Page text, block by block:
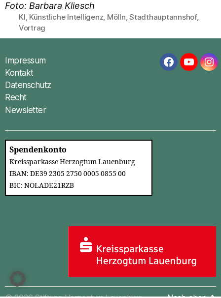
Foto: Barbara Kliesch
Schlagwörter
KI, Künstliche Intelligenz, Mölln,Stadthauptannshof,
Vortrag
Impressum
Kontakt
Datenschutz
Recht
Newsletter
Facebook
Spendenkonto
Kreissparkasse Herzogtum Lauenburg
IBAN: DE39 2305 2750 0005 0855 00
BIC: NOLADE21RZB